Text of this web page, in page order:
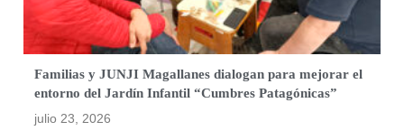
Familias y JUNJI Magallanes dialogan para mejorar el
entorno del Jardín Infantil “Cumbres Patagónicas”
julio 23, 2026